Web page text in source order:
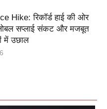
Hike: रिकॉर्ड हाई की ओर
सप्लाई संकट और मजबूत
में उछाल